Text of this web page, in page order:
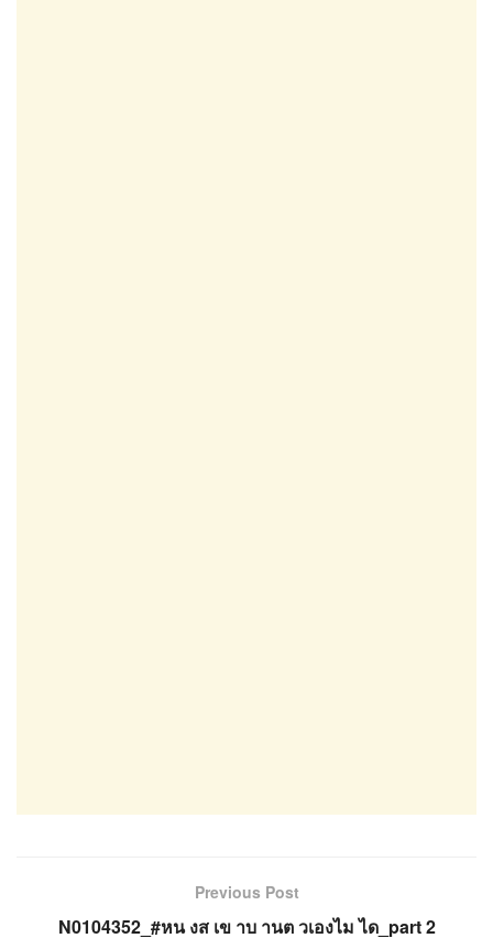
Previous Post
N0104352_#หน งส เข าบ านต วเองไม ได_part 2